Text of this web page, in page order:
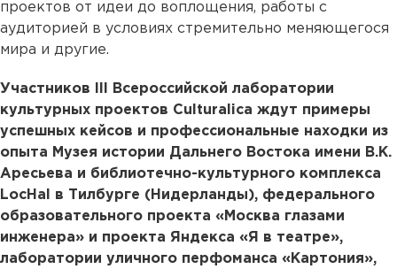
проектов от идеи до воплощения, работы с
аудиторией в условиях стремительно меняющегося
мира и другие.
Участников III Всероссийской лаборатории
культурных проектов Culturalica ждут примеры
успешных кейсов и профессиональные находки из
опыта Музея истории Дальнего Востока имени В.К.
Аресьева и библиотечно-культурного комплекса
LocHal в Тилбурге (Нидерланды), федерального
образовательного проекта «Москва глазами
инженера» и проекта Яндекса «Я в театре»,
лаборатории уличного перфоманса «Картония»,